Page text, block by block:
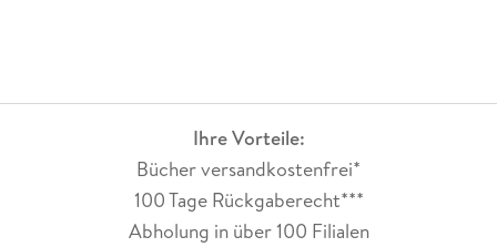
Ihre Vorteile:
Bücher versandkostenfrei*
100 Tage Rückgaberecht***
Abholung in über 100 Filialen